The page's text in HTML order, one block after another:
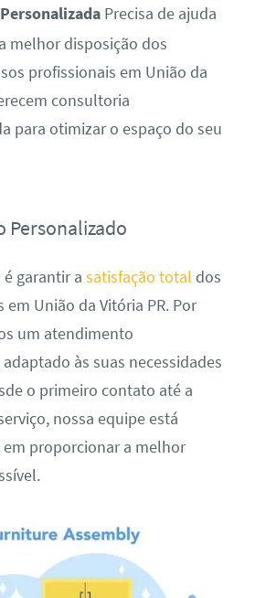
Precisa de ajuda
melhor disposição dos
profissionais em União da
consultoria
para otimizar o espaço do seu
Personalizado
garantir a satisfação total dos
em União da Vitória PR. Por
um atendimento
às suas necessidades
o primeiro contato até a
nossa equipe está
proporcionar a melhor